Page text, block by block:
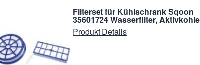
Filterset für Kühlschrank Sqoon
35601724 Wasserfilter, Aktivkohle
Produkt Details